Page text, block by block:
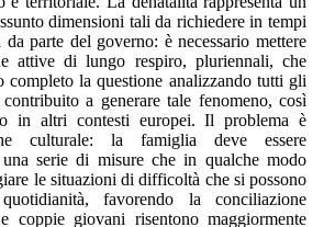
dimensioni tali da richiedere in tempi
parte del governo: è necessario mettere
attive di lungo respiro, pluriennali, che
la questione analizzando tutti gli
a generare tale fenomeno, così
in altri contesti europei. Il problema è
culturale: la famiglia deve essere
una serie di misure che in qualche modo
le situazioni di difficoltà che si possono
favorendo la conciliazione
coppie giovani risentono maggiormente